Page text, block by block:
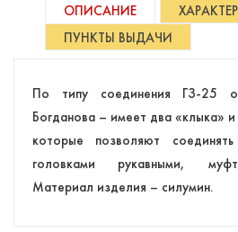
ОПИСАНИЕ
ПУНКТЫ ВЫДАЧИ
По типу соединения ГЗ-25
Богданова – имеет два «клыка»
которые позволяют
головками рукавными,
Материал изделия – силумин.